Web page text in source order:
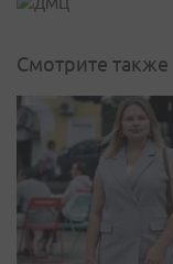
Смотрите также